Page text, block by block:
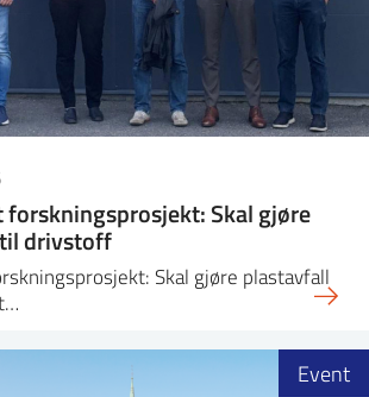
forskningsprosjekt: Skal gjøre
drivstoff
Skal gjøre plastavfall
Event